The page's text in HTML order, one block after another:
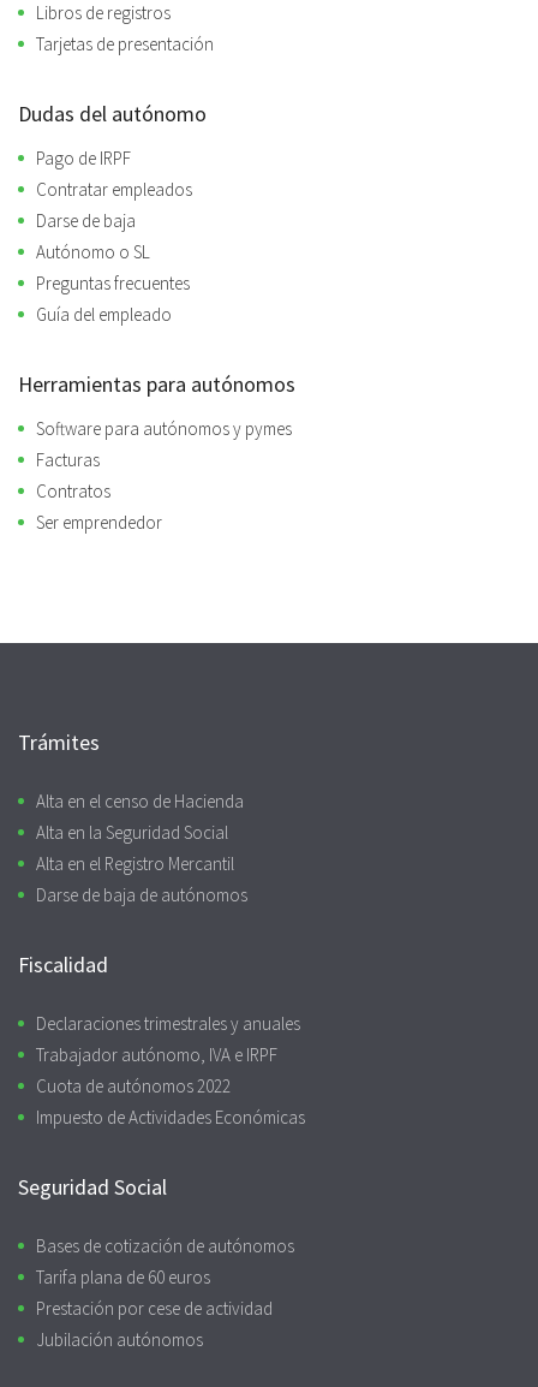
Libros de registros
Tarjetas de presentación
Dudas del autónomo
Pago de IRPF
Contratar empleados
Darse de baja
Autónomo o SL
Preguntas frecuentes
Guía del empleado
Herramientas para autónomos
Software para autónomos y pymes
Facturas
Contratos
Ser emprendedor
Trámites
Alta en el censo de Hacienda
Alta en la Seguridad Social
Alta en el Registro Mercantil
Darse de baja de autónomos
Fiscalidad
Declaraciones trimestrales y anuales
Trabajador autónomo, IVA e IRPF
Cuota de autónomos 2022
Impuesto de Actividades Económicas
Seguridad Social
Bases de cotización de autónomos
Tarifa plana de 60 euros
Prestación por cese de actividad
Jubilación autónomos